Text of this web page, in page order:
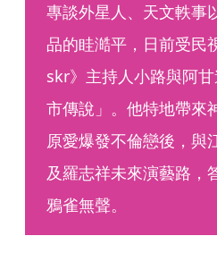
專談外星人、天文軼事
品的眭澔平，日前受民
skr》主持人小路與阿
市傳說」。他特地帶來
原愛爆發不倫戀後，與
及羅志祥未來演藝路，
鴉雀無聲。